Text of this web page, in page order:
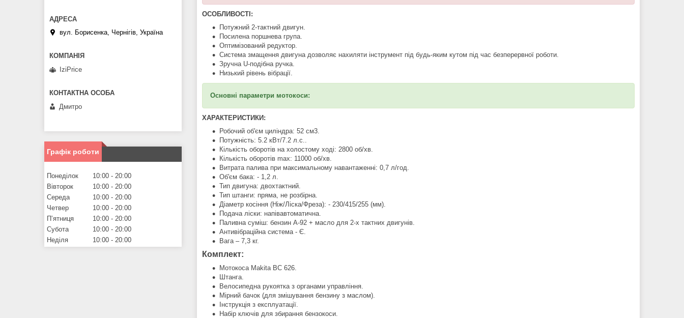
ОСОБЛИВОСТІ:
Потужний 2-тактний двигун.
Посилена поршнева група.
Оптимізований редуктор.
Система змащення двигуна дозволяє нахиляти інструмент під будь-яким кутом під час безперервної роботи.
Зручна U-подібна ручка.
Низький рівень вібрації.
Основні параметри мотокоси:
ХАРАКТЕРИСТИКИ:
Робочий об'єм циліндра: 52 см3.
Потужність: 5.2 кВт/7.2 л.с..
Кількість оборотів на холостому ході: 2800 об/хв.
Кількість оборотів max: 11000 об/хв.
Витрата палива при максимальному навантаженні: 0,7 л/год.
Об'єм бака: - 1,2 л.
Тип двигуна: двохтактний.
Тип штанги: пряма, не розбірна.
Діаметр косіння (Ніж/Ліска/Фреза): - 230/415/255 (мм).
Подача ліски: напівавтоматична.
Паливна суміш: бензин А-92 + масло для 2-х тактних двигунів.
Антивібраційна система - Є.
Вага – 7,3 кг.
Комплект:
Мотокоса Makita BC 626.
Штанга.
Велосипедна рукоятка з органами управління.
Мірний бачок (для змішування бензину з маслом).
Інструкція з експлуатації.
Набір ключів для збирання бензокоси.
вул. Борисенка, Чернігів, Україна
IziPrice
Дмитро
Графік роботи
Понеділок 10:00
20:00
Вівторок
10:00
20:00
Середа
10:00
20:00
Четвер
10:00
20:00
Пʼятниця
10:00
20:00
Субота
10:00
20:00
Неділя
10:00 20:00